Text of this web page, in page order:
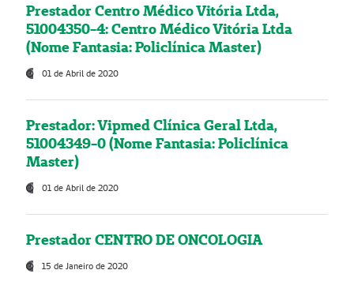
Prestador Centro Médico Vitória Ltda,
51004350-4: Centro Médico Vitória Ltda
(Nome Fantasia: Policlínica Master)
01 de Abril de 2020
Prestador: Vipmed Clínica Geral Ltda,
51004349-0 (Nome Fantasia: Policlínica
Master)
01 de Abril de 2020
Prestador CENTRO DE ONCOLOGIA
15 de Janeiro de 2020